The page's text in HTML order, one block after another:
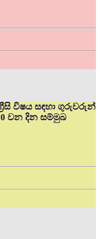
විෂය සඳහා ගුරුවරුන්
වන දින සම්මුඛ